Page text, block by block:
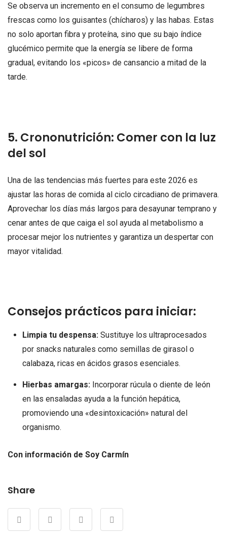
Se observa un incremento en el consumo de legumbres
frescas como los guisantes (chícharos) y las habas. Estas
no solo aportan fibra y proteína, sino que su bajo índice
glucémico permite que la energía se libere de forma
gradual, evitando los «picos» de cansancio a mitad de la
tarde.
5. Crononutrición: Comer con la luz
del sol
Una de las tendencias más fuertes para este 2026 es
ajustar las horas de comida al ciclo circadiano de primavera.
Aprovechar los días más largos para desayunar temprano y
cenar antes de que caiga el sol ayuda al metabolismo a
procesar mejor los nutrientes y garantiza un despertar con
mayor vitalidad.
Consejos prácticos para iniciar:
Limpia tu despensa:Sustituye los ultraprocesados
por snacks naturales como semillas de girasol o
calabaza, ricas en ácidos grasos esenciales.
Hierbas amargas:Incorporar rúcula o diente de león
en las ensaladas ayuda a la función hepática,
promoviendo una «desintoxicación» natural del
organismo.
Con información de Soy Carmín
Share